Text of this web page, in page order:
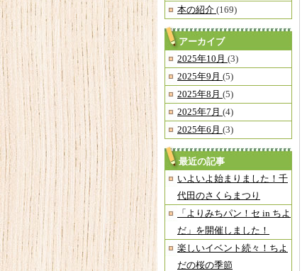
本の紹介 (169)
アーカイブ
2025年10月 (3)
2025年9月 (5)
2025年8月 (5)
2025年7月 (4)
2025年6月 (3)
最近の記事
いよいよ始まりました！千
代田のさくらまつり
「よりみちパン！セ in ちよ
だ」を開催しました！
楽しいイベント続々！ちよ
だの桜の季節